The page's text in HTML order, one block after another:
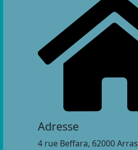
Adresse
4 rue Beffara, 62000 Arras